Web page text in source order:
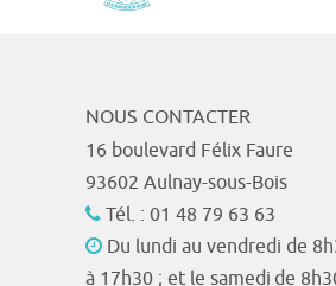
NOUS CONTACTER
16 boulevard Félix Faure
93602 Aulnay-sous-Bois
Tél. : 01 48 79 63 63
Du lundi au vendredi de
à 17h30 ; et le samedi de